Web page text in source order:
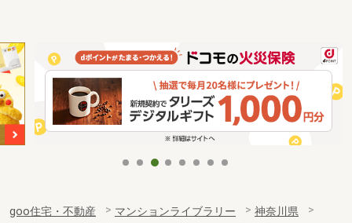
goo住宅・不動産 マンションライブラリー
神奈川県